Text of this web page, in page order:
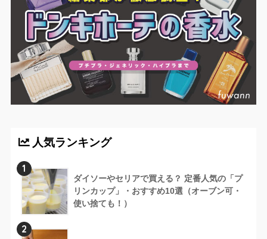
人気ランキング
1
ダイソーやセリアで買える？ 定番人気の「プ
リンカップ」・おすすめ10選（オーブン可・
使い捨ても！）
2